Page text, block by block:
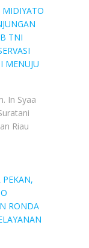
TNI
MENUJU
In Syaa
Riau
PEKAN,
RONDA